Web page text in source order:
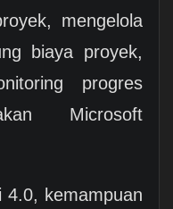
mengelola
biaya proyek,
progres
Microsoft
4.0, kemampuan